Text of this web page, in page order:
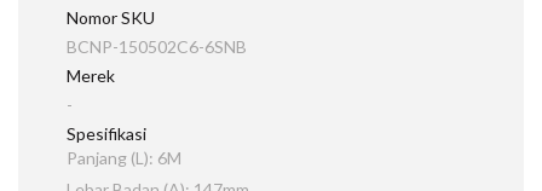
Nomor SKU
BCNP-150502C6-6SNB
Merek
-
Spesifikasi
Panjang (L): 6M